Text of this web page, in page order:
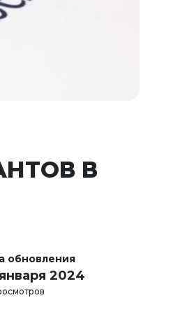
В
обновления
2024